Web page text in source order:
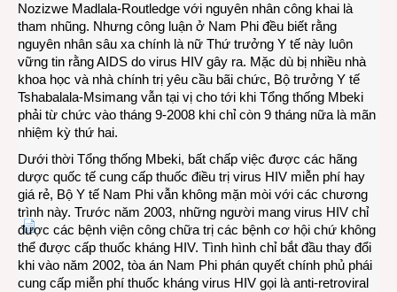
Nozizwe Madlala-Routledge với nguyên nhân công khai là
tham nhũng. Nhưng công luận ở Nam Phi đều biết rằng
nguyên nhân sâu xa chính là nữ Thứ trưởng Y tế này luôn
vững tin rằng AIDS do virus HIV gây ra. Mặc dù bị nhiều nhà
khoa học và nhà chính trị yêu cầu bãi chức, Bộ trưởng Y tế
Tshabalala-Msimang vẫn tại vị cho tới khi Tổng thống Mbeki
phải từ chức vào tháng 9-2008 khi chỉ còn 9 tháng nữa là mãn
nhiệm kỳ thứ hai.
Dưới thời Tổng thống Mbeki, bất chấp việc được các hãng
dược quốc tế cung cấp thuốc điều trị virus HIV miễn phí hay
giá rẻ, Bộ Y tế Nam Phi vẫn không mặn mòi với các chương
trình này. Trước năm 2003, những người mang virus HIV chỉ
được các bệnh viện công chữa trị các bệnh cơ hội chứ không
thể được cấp thuốc kháng HIV. Tình hình chỉ bắt đầu thay đổi
khi vào năm 2002, tòa án Nam Phi phán quyết chính phủ phái
cung cấp miễn phí thuốc kháng virus HIV gọi là anti-retroviral